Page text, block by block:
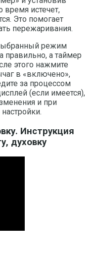
время истечет,
Это помогает
пережаривания.
режим
правильно, а таймер
этого нажмите
в «включено»,
за процессом
(если имеется),
и при
Инструкция
духовку